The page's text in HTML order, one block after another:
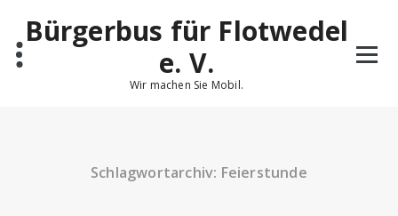
Inhalt
springenBürgerbus für Flotwedel
e. V.
Wir machen Sie Mobil.
Schlagwortarchiv: Feierstunde